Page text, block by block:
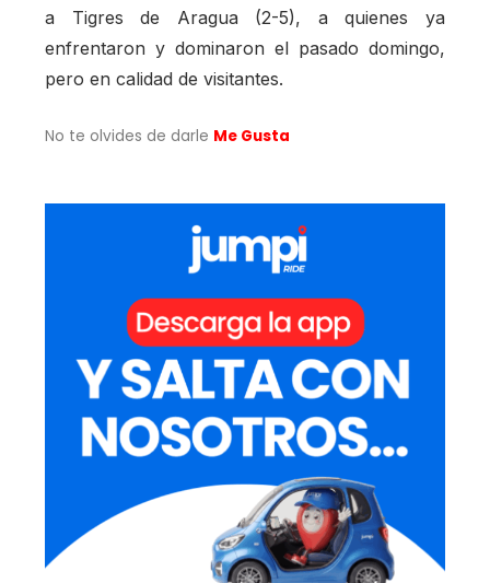
a Tigres de Aragua (2-5), a quienes ya
enfrentaron y dominaron el pasado domingo,
pero en calidad de visitantes.
No te olvides de darle Me Gusta